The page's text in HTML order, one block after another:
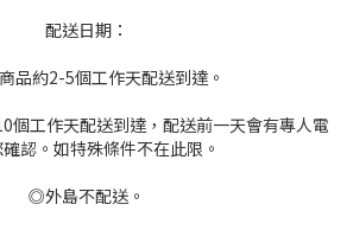
配送日期：
品約2-5個工作天配送到達。
工作天配送到達，配送前一天會有專人電
認。如特殊條件不在此限。
◎外島不配送。